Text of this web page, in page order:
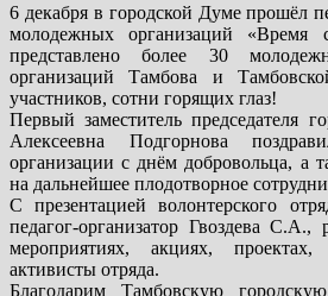
6 декабря в городской Думе прошёл
молодежных организаций «Время
представлено более 30
организаций Тамбова и
участников, сотни горящих глаз!
Первый заместитель председателя
Алексеевна Подгорнова
организации с днём добровольца, а
на дальнейшее плодотворное
С презентацией волонтерского
педагог-организатор Гвоздева С.А.,
мероприятиях, акциях, проектах,
активисты отряда.
Благодарим Тамбовскую